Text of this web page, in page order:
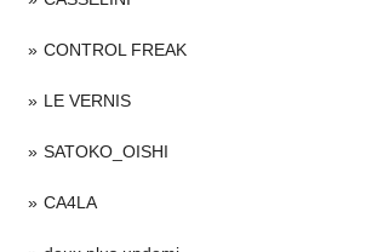
CONTROL FREAK
LE VERNIS
SATOKO_OISHI
CA4LA